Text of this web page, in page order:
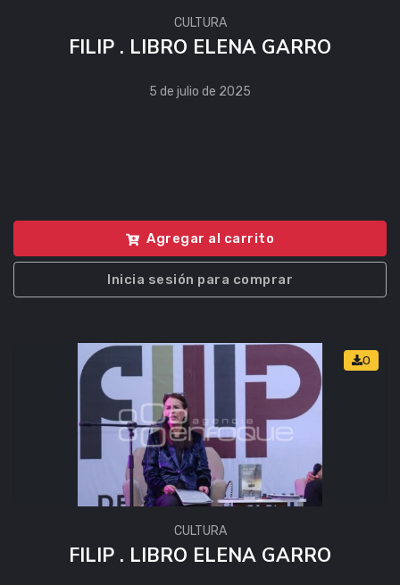
CULTURA
FILIP . LIBRO ELENA GARRO
5 de julio de 2025
Agregar al carrito
Inicia sesión para comprar
0
CULTURA
FILIP . LIBRO ELENA GARRO